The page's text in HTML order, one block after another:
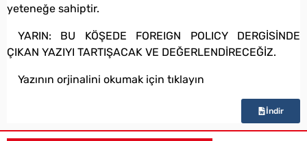
yeteneğe sahiptir.
YARIN: BU KÖŞEDE FOREIGN POLICY DERGİSİNDE
ÇIKAN YAZIYI TARTIŞACAK VE DEĞERLENDİRECEĞİZ.
Yazının orjinalini okumak için tıklayın
İndir